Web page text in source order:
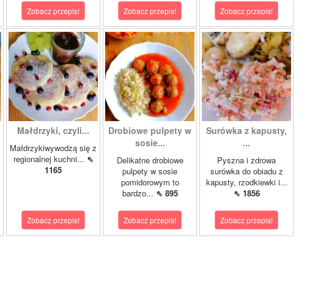
Zobacz przepis! Zobacz przepis! Zobacz przepis!
Małdrzyki, czyli...
Małdrzykiwywodzą się z
regionalnej kuchni... ⇖
1165
Zobacz przepis!
Drobiowe pulpety w
sosie...
Delikatne drobiowe
pulpety w sosie
pomidorowym to
bardzo... ⇖ 895
Zobacz przepis!
Surówka z kapusty,
...
Pyszna i zdrowa
surówka do obiadu z
kapusty, rzodkiewki i...
⇖ 1856
Zobacz przepis!